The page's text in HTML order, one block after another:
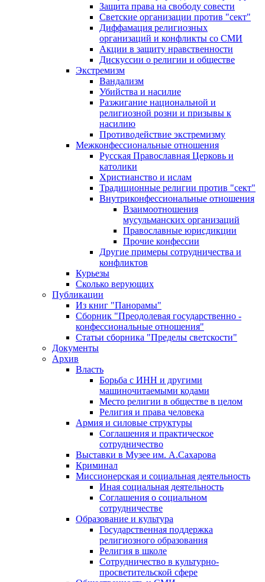
Защита права на свободу совести
Светские организации против "сект"
Диффамация религиозных
организаций и конфликты со СМИ
Акции в защиту нравственности
Дискуссии о религии и обществе
Экстремизм
Вандализм
Убийства и насилие
Разжигание национальной и
религиозной розни и призывы к
насилию
Противодействие экстремизму
Межконфессиональные отношения
Русская Православная Церковь и
католики
Христианство и ислам
Традиционные религии против "сект"
Внутриконфессиональные отношения
Взаимоотношения
мусульманских организаций
Православные юрисдикции
Прочие конфессии
Другие примеры сотрудничества и
конфликтов
Курьезы
Сколько верующих
Публикации
Из книг "Панорамы"
Сборник "Преодолевая государственно -
конфессиональные отношения"
Статьи сборника "Пределы светскости"
Документы
Архив
Власть
Борьба с ИНН и другими
машиночитаемыми кодами
Место религии в обществе в целом
Религия и права человека
Армия и силовые структуры
Соглашения и практическое
сотрудничество
Выставки в Музее им. А.Сахарова
Криминал
Миссионерская и социальная деятельность
Иная социальная деятельность
Соглашения о социальном
сотрудничестве
Образование и культура
Государственная поддержка
религиозного образования
Религия в школе
Сотрудничество в культурно-
просветительской сфере